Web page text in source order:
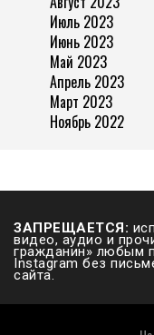
Июль 2023
Июнь 2023
Май 2023
Апрель 2023
Март 2023
Ноябрь 2022
ЗАПРЕЩАЕТСЯ:
видео, аудио и
гражданин» любым
Instagram без
сайта.